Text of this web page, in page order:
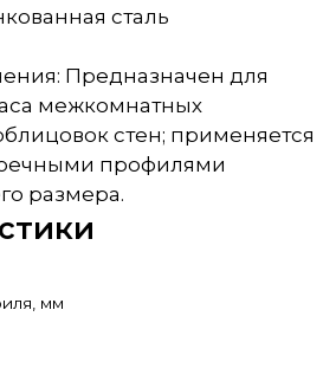
сталь
Предназначен для
межкомнатных
стен; применяется
профилями
размера.
мм